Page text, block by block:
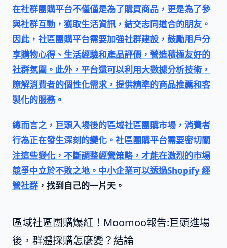
在社群團購平台不僅僅是為了購買商品，更是為了參
與社群互動，獲取生活資訊，結交志同道合的朋友。
因此，社區團購平台需要加強社群建設，鼓勵用戶分
享購物心得、生活經驗和產品評價，營造積極友好的
社群氛圍。此外，平台還可以利用大數據分析技術，
瞭解消費者的個性化需求，提供精準的商品推薦和客
製化的服務。
總而言之，巨頭入場後的區域社區團購市場，消費者
行為正在發生深刻的變化。社區團購平台需要密切關
注這些變化，不斷調整經營策略，才能在激烈的市場
競爭中立於不敗之地。中小企業可以透過Shopify 經
營社群 ，找到自己的一片天。
區域社區團購爆紅！Moomoo報告:巨頭進場
後，群體採購怎麼變？結論